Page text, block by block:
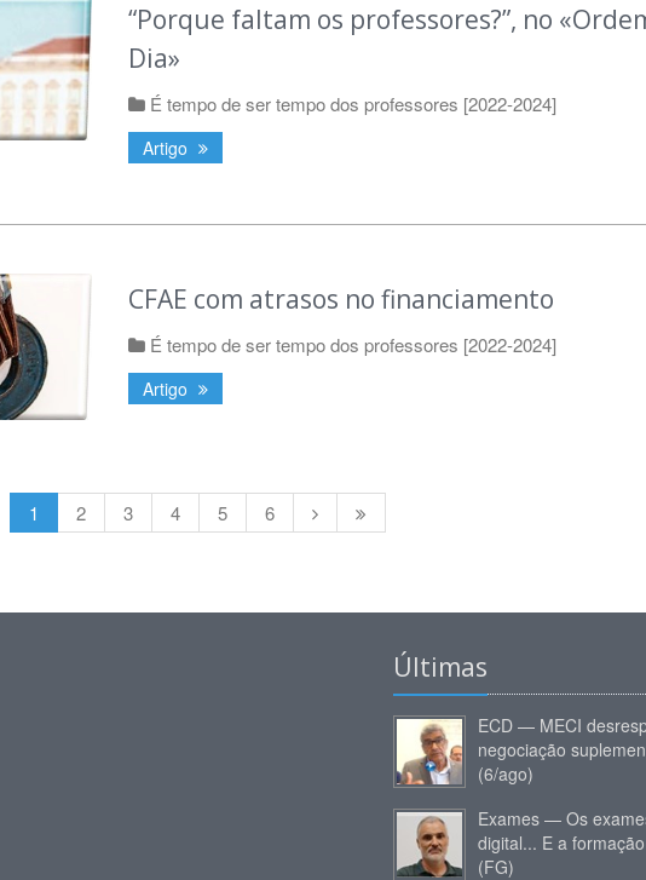
“Porque faltam os professores?”, no
Dia»
É tempo de ser tempo dos professores [2022-2024]
Artigo
CFAE com atrasos no financiamento
É tempo de ser tempo dos professores [2022-2024]
Artigo
1 2 3 4 5 6
Últimas
ECD — MECI
negociação
(6/ago)
Exames — Os
digital... E a
(FG)